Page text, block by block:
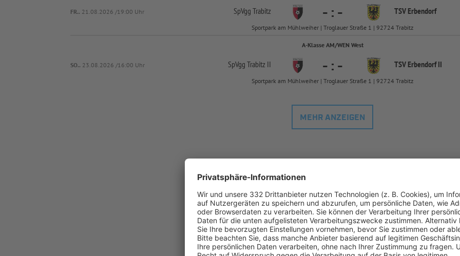
FR.. 21.08.2026 /19:00 Uhr SpVgg Trabitz - : - TSV Erbendorf
Sportpark am Mühlweiher | Troglauer Straße 1 | 92724 Trabitz
A-Klasse AM/WEN West
SO.. 23.08.2026 /16:00 Uhr SpVgg Trabitz II - : - TSV Erbendorf II
Sportpark am Mühlweiher | Troglauer Straße 1 | 92724 Trabitz
MEHR ANZEIGEN